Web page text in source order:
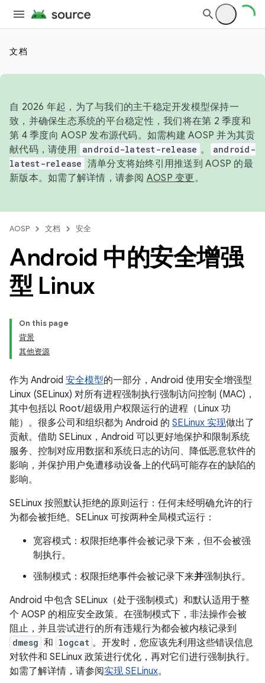
文档
自 2026 年起，为了与我们的主干稳定开发模型保持一
致，并确保生态系统的平台稳定性，我们将在第 2 季度和
第 4 季度向 AOSP 发布源代码。如需构建 AOSP 并为其贡
献代码，请使用 android-latest-release 。
android-
latest-release 清单分支将始终引用推送到 AOSP 的最
新版本。如需了解详情，请参阅 AOSP 变更。
AOSP 文档 安全
Android 中的安全增强
型 Linux
On this page
背景
其他资源
作为 Android 安全模型的一部分，Android 使用安全增强型
Linux (SELinux) 对所有进程强制执行强制访问控制 (MAC)，
其中包括以 Root/超级用户权限运行的进程（Linux 功
能）。很多公司和组织都为 Android 的 SELinux 实现做出了
贡献。借助 SELinux，Android 可以更好地保护和限制系统
服务、控制对应用数据和系统日志的访问、降低恶意软件的
影响，并保护用户免遭移动设备上的代码可能存在的缺陷的
影响。
SELinux 按照默认拒绝的原则运行：任何未经明确允许的行
为都会被拒绝。SELinux 可按两种全局模式运行：
宽容模式：权限拒绝事件会被记录下来，但不会被强
制执行。
强制模式：权限拒绝事件会被记录下来并强制执行。
Android 中包含 SELinux（处于强制模式）和默认适用于整
个 AOSP 的相应安全政策。在强制模式下，非法操作会被
阻止，并且尝试进行的所有违规行为都会被内核记录到
dmesg 和 logcat 。开发时，您应该先利用这些错误信息
对软件和 SELinux 政策进行优化，再对它们进行强制执行。
如需了解详情，请参阅实现 SELinux。